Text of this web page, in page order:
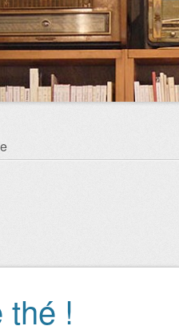
thé !